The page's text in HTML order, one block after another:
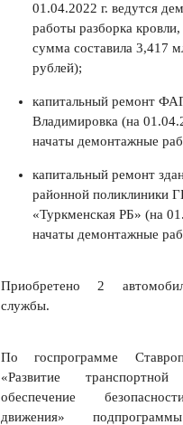
01.04.2022 г. ведутся
работы разборка кровли,
сумма составила 3,417
рублей);
капитальный ремонт
Владимировка (на
начаты демонтажные
капитальный ремонт
районной поликлиники
«Туркменская РБ» (на
начаты демонтажные
Приобретено 2
службы.
По госпрограмме
«Развитие
обеспечение
движения»